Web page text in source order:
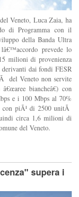
Veneto, Luca Zaia, ha
di Programma con il
della Banda Ultra
prevede lo
milioni di provenienza
dai fondi FESR
del Veneto non servite
biancheâ€) con
e i 100 Mbps al 70%
piÃ¹ di 2500 unitÃ
circa 1,6 milioni di
del Veneto.
supera i